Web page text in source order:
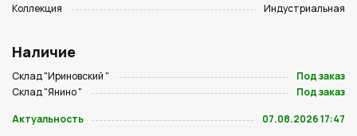
Коллекция
Индустриальная
Наличие
Склад "Ириновский "
Под заказ
Склад "Янино "
Под заказ
Актуальность
07.08.2026 17:47